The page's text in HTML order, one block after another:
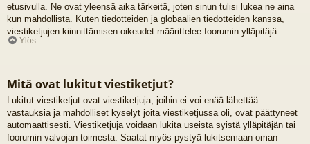
etusivulla. Ne ovat yleensä aika tärkeitä, joten sinun tulisi lukea ne aina
kun mahdollista. Kuten tiedotteiden ja globaalien tiedotteiden kanssa,
viestiketjujen kiinnittämisen oikeudet määrittelee foorumin ylläpitäjä.
Ylös
Mitä ovat lukitut viestiketjut?
Lukitut viestiketjut ovat viestiketjuja, joihin ei voi enää lähettää
vastauksia ja mahdolliset kyselyt joita viestiketjussa oli, ovat päättyneet
automaattisesti. Viestiketjuja voidaan lukita useista syistä ylläpitäjän tai
foorumin valvojan toimesta. Saatat myös pystyä lukitsemaan oman